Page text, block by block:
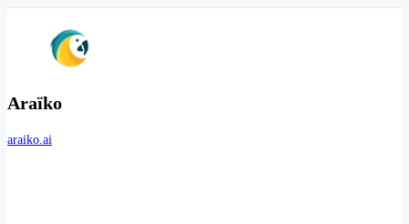
Araïko
araiko.ai